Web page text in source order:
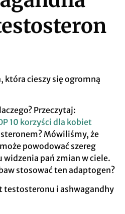
która cieszy się ogromną
Przeczytaj:
10 korzyści dla kobiet
Mówiliśmy, że
powodować szereg
pań zmian w ciele.
stosować ten adaptogen?
testosteronu i ashwagandhy